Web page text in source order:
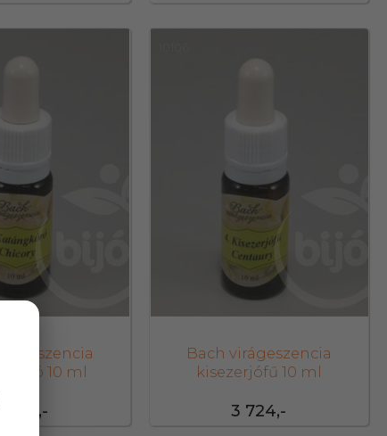
724,-
10 ml
3 724,-
Bach virágeszencia
kisezerjófű 10 ml